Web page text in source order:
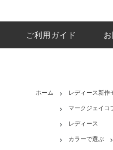
エイミー｜Amy
ロック｜Rock
コートニー｜
機能で探す
取扱店舗一覧
ご利用ガイド
ホーム レディース新作
マークジェイコ
レディース
カラーで選ぶ